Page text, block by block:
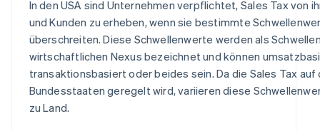
In den USA sind Unternehmen verpflichtet, Sales Tax von
und Kunden zu erheben, wenn sie bestimmte
überschreiten. Diese Schwellenwerte werden als
wirtschaftlichen Nexus bezeichnet und können
transaktionsbasiert oder beides sein. Da die Sales Tax auf
Bundesstaaten geregelt wird, variieren diese
zu Land.